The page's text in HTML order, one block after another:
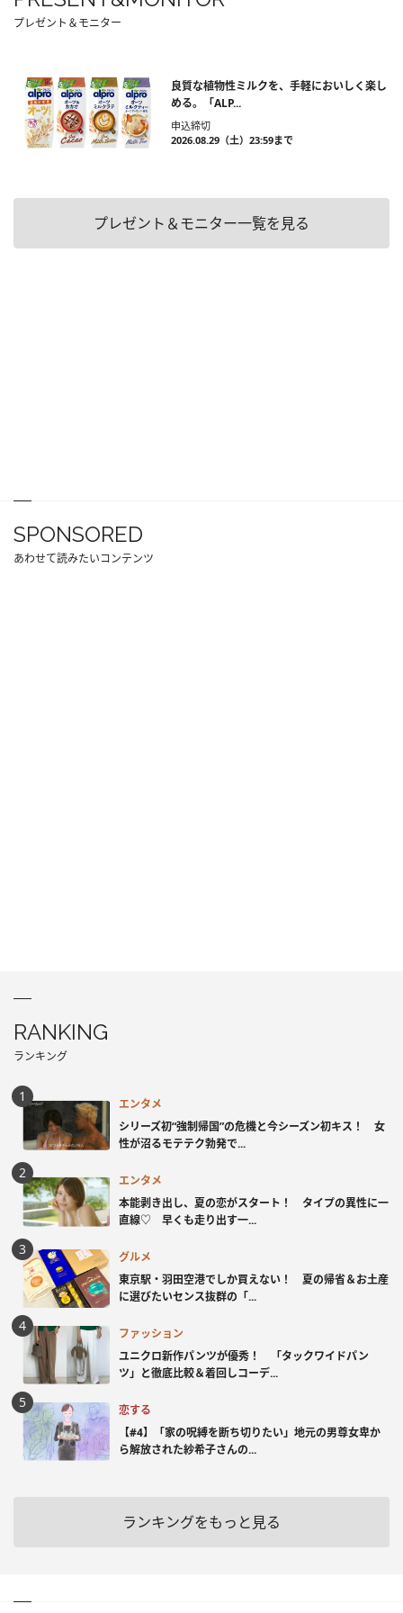
プレゼント＆モニター
良質な植物性ミルクを、手軽においしく楽し
める。「ALP...
申込締切
2026.08.29（土）23:59まで
プレゼント＆モニター一覧を見る
SPONSORED
あわせて読みたいコンテンツ
RANKING
ランキング
エンタメ
シリーズ初“強制帰国”の危機と今シーズン初キス！ 女
性が沼るモテテク勃発で...
エンタメ
本能剥き出し、夏の恋がスタート！ タイプの異性に一
直線♡ 早くも走り出す一...
グルメ
東京駅・羽田空港でしか買えない！ 夏の帰省＆お土産
に選びたいセンス抜群の「...
ファッション
ユニクロ新作パンツが優秀！ 「タックワイドパン
ツ」と徹底比較＆着回しコーデ...
恋する
【#4】「家の呪縛を断ち切りたい」地元の男尊女卑か
ら解放された紗希子さんの...
ランキングをもっと見る